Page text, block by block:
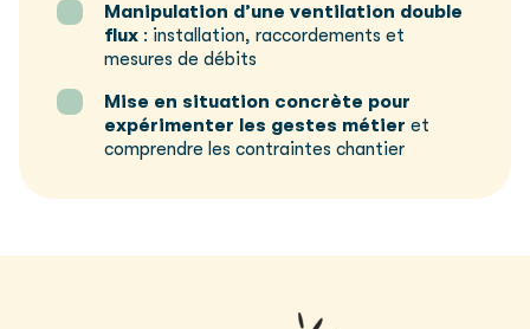
Manipulation d’une ventilation double
flux : installation, raccordements et
mesures de débits
Mise en situation concrète pour
expérimenter les gestes métier et
comprendre les contraintes chantier